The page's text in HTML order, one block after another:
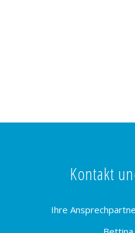
Kontakt
Ihre